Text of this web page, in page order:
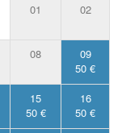
01 02
08
09
50 €
15
50 €
16
50 €